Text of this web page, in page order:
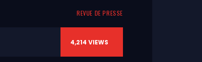
REVUE DE PRESSE
4,214 VIEWS